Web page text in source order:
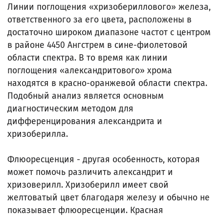
Линии поглощения «хризобериллового» железа,
ответственного за его цвета, расположены в
достаточно широком диапазоне частот с центром
в районе 4450 Ангстрем в сине-фиолетовой
области спектра. В то время как линии
поглощения «александритового» хрома
находятся в красно-оранжевой области спектра.
Подобный анализ является основным
диагностическим методом для
дифференцирования александрита и
хризоберилла.
Флюоресценция - другая особенность, которая
может помочь различить александрит и
хризоверилл. Хризоберилл имеет свой
желтоватый цвет благодаря железу и обычно не
показывает флюоресценции. Красная